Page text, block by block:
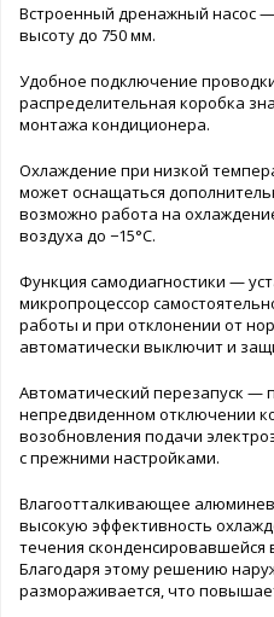
Встроенный дренажный насос
высоту до 750 мм.
Удобное подключение
распределительная коробка
монтажа кондиционера.
Охлаждение при низкой
может оснащаться
возможно работа на
воздуха до −15°C.
Функция самодиагностики —
микропроцессор
работы и при отклонении от
автоматически выключит и
Автоматический перезапуск —
непредвиденном отключении
возобновления подачи
с прежними настройками.
Влагоотталкивающее
высокую эффективность
течения
Благодаря этому решению
размораживается, что